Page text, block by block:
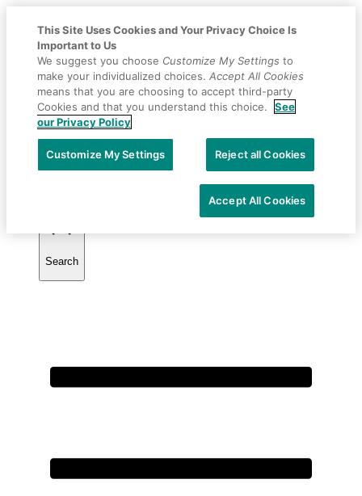
Placeholder
Anchor
Content
Footer
Selecciona tu país
Search
Toggle
This Site Uses Cookies and Your Privacy Choice Is
Important to Us
We suggest you choose Customize My Settings to
make your individualized choices. Accept All Cookies
means that you are choosing to accept third-party
Cookies and that you understand this choice.
See
our Privacy Policy
Customize My Settings Reject all Cookies
Accept All Cookies